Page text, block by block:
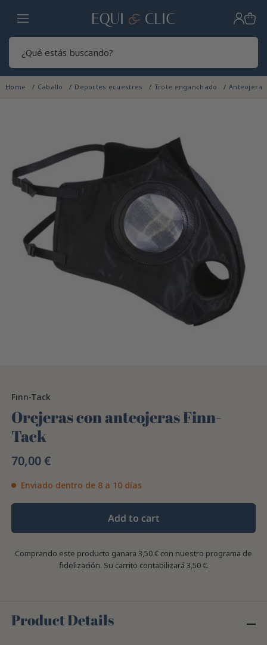
Hogar
Home Caballo Deportes ecuestres Trote enganchado Anteojera
Finn-Tack
Orejeras con anteojeras Finn-
Tack
70,00 €
Enviado dentro de 8 a 10 días
Add to cart
Comprando este producto ganara 3,50 € con nuestro programa de
fidelización. Su carrito contabilizará 3,50 €.
Product Details